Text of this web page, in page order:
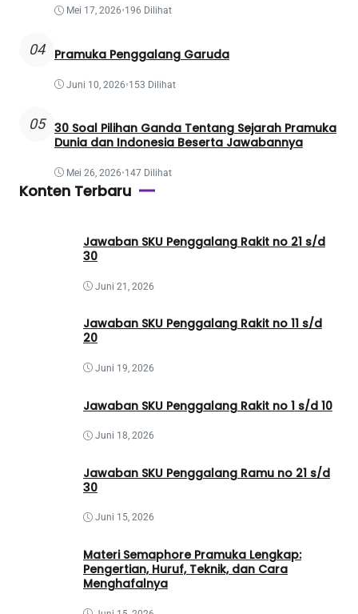
Mei 17, 2026•196 Dilihat
04 Pramuka Penggalang Garuda
Juni 10, 2026•153 Dilihat
05 30 Soal Pilihan Ganda Tentang Sejarah Pramuka
Dunia dan Indonesia Beserta Jawabannya
Mei 26, 2026•147 Dilihat
Konten Terbaru
Jawaban SKU Penggalang Rakit no 21 s/d
30
Juni 21, 2026
Jawaban SKU Penggalang Rakit no 11 s/d
20
Juni 19, 2026
Jawaban SKU Penggalang Rakit no 1 s/d 10
Juni 18, 2026
Jawaban SKU Penggalang Ramu no 21 s/d
30
Juni 15, 2026
Materi Semaphore Pramuka Lengkap:
Pengertian, Huruf, Teknik, dan Cara
Menghafalnya